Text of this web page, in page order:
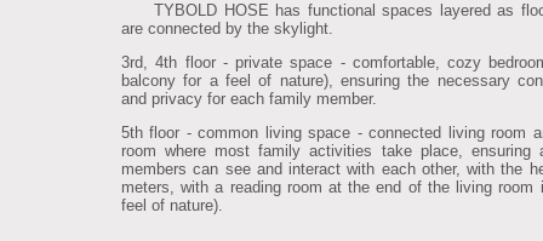
TYBOLD HOSE has functional spaces layered as
are connected by the skylight.
3rd, 4th floor - private space - comfortable, cozy
balcony for a feel of nature), ensuring the necessary
and privacy for each family member.
5th floor - common living space - connected living room
room where most family activities take place, ensuring
members can see and interact with each other, with the
meters, with a reading room at the end of the living room
feel of nature).